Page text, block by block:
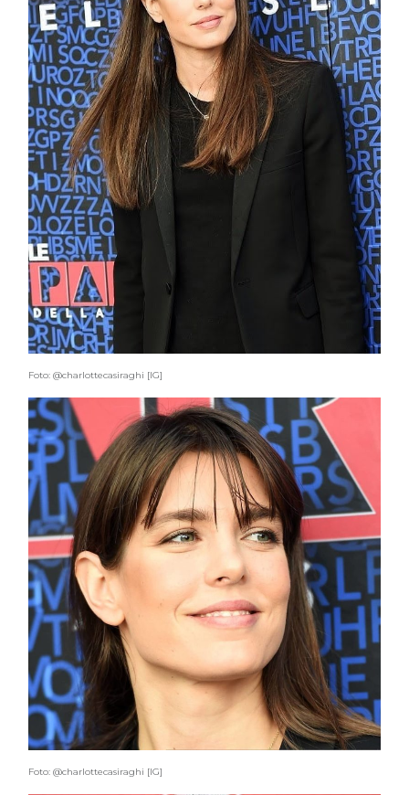
Foto: @charlottecasiraghi [IG]
Foto: @charlottecasiraghi [IG]